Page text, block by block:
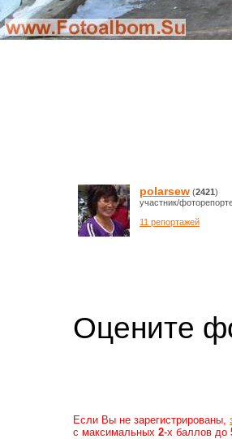
polarsew (2421)
участник/
11 репортажей
Оцените
Если Вы не зарегистрированы,
с максимальных 2-х баллов до